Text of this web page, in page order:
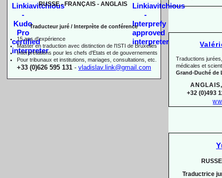
Traductions
médicales et
Grand-Duché
+32 (0)493
Traductrice
RUSSE -FRANÇAIS - ANGLAIS
Traducteur juré / Interprète de conférence
15 ans d'expérience
Master en traduction avec distinction de l'ISTI de Bruxelles
Interprétations pour les chefs d'Etats et de gouvernements
Pour tribunaux et institutions , mariages, consultations, etc.
+33 (0)626 595 131 - vladislav.link@gmail.com